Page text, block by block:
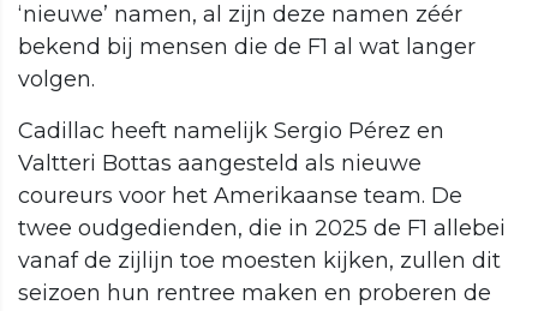
‘nieuwe’ namen, al zijn deze namen zéér
bekend bij mensen die de F1 al wat langer
volgen.
Cadillac heeft namelijk Sergio Pérez en
Valtteri Bottas aangesteld als nieuwe
coureurs voor het Amerikaanse team. De
twee oudgedienden, die in 2025 de F1 allebei
vanaf de zijlijn toe moesten kijken, zullen dit
seizoen hun rentree maken en proberen de